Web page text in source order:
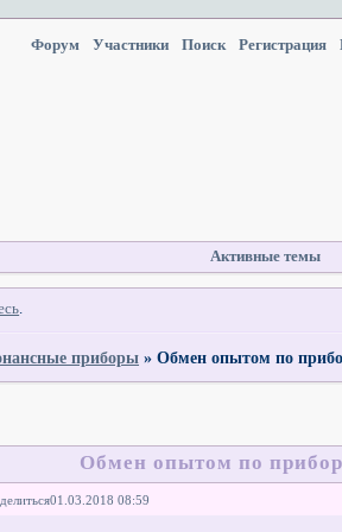
Форум Участники Поиск Регистрация
Активные темы
.
приборы »Обмен опытом по
Обмен опытом по
01.03.2018 08:59